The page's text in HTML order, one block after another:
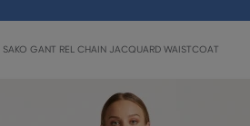
SAKO GANT REL CHAIN JACQUARD WAISTCOAT